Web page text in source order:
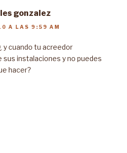
gonzalez
A LAS 9:59 AM
y cuando tu acreedor
sus instalaciones y no puedes
hacer?